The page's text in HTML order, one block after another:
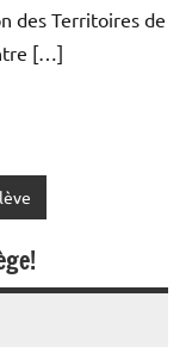
des Territoires de
[…]